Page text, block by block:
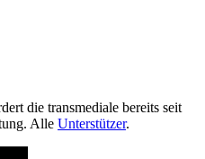
die transmediale bereits seit
Alle Unterstützer.